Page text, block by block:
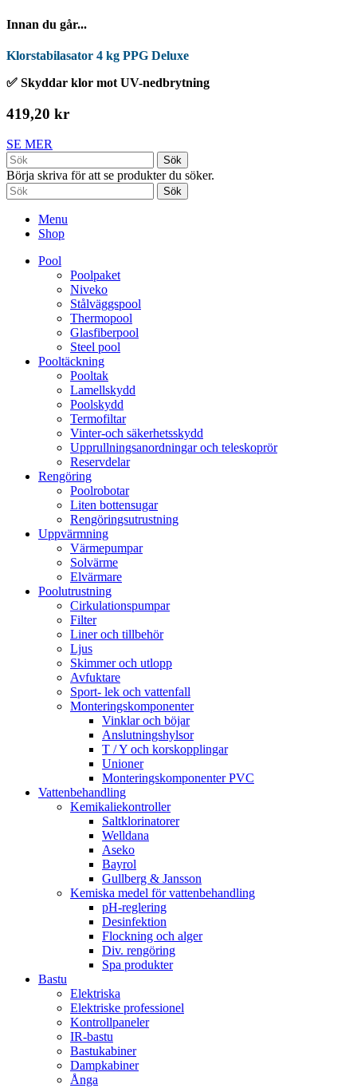
Innan du går...
Klorstabilasator 4 kg PPG Deluxe
✅ Skyddar klor mot UV-nedbrytning
419,20 kr
SE MER
Sök
Börja skriva för att se produkter du söker.
Sök
Menu
Shop
Pool
Poolpaket
Niveko
Stålväggspool
Thermopool
Glasfiberpool
Steel pool
Pooltäckning
Pooltak
Lamellskydd
Poolskydd
Termofiltar
Vinter-och säkerhetsskydd
Upprullningsanordningar och teleskoprör
Reservdelar
Rengöring
Poolrobotar
Liten bottensugar
Rengöringsutrustning
Uppvärmning
Värmepumpar
Solvärme
Elvärmare
Poolutrustning
Cirkulationspumpar
Filter
Liner och tillbehör
Ljus
Skimmer och utlopp
Avfuktare
Sport- lek och vattenfall
Monteringskomponenter
Vinklar och böjar
Anslutningshylsor
T / Y och korskopplingar
Unioner
Monteringskomponenter PVC
Vattenbehandling
Kemikaliekontroller
Saltklorinatorer
Welldana
Aseko
Bayrol
Gullberg & Jansson
Kemiska medel för vattenbehandling
pH-reglering
Desinfektion
Flockning och alger
Div. rengöring
Spa produkter
Bastu
Elektriska
Elektriske professionel
Kontrollpaneler
IR-bastu
Bastukabiner
Dampkabiner
Ånga